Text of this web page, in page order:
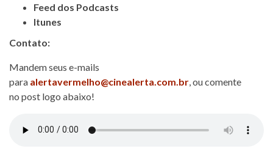
Feed dos Podcasts
Itunes
Contato:
Mandem seus e-mails
para alertavermelho@cinealerta.com.br , ou comente
no post logo abaixo!